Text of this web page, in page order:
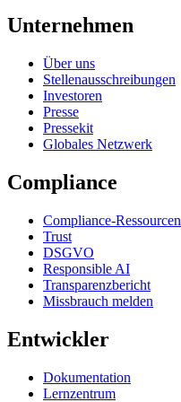
Unternehmen
Über uns
Stellenausschreibungen
Investoren
Presse
Pressekit
Globales Netzwerk
Compliance
Compliance-Ressourcen
Trust
DSGVO
Responsible AI
Transparenzbericht
Missbrauch melden
Entwickler
Dokumentation
Lernzentrum